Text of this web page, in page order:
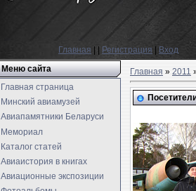
Главная Регистрация
Вход
Меню сайта
Главная страница
Минский авиамузей
Авиапамятники Беларуси
Мемориал
Каталог статей
Авиаистория в книгах
Авиационные экспозиции
Главная»2011